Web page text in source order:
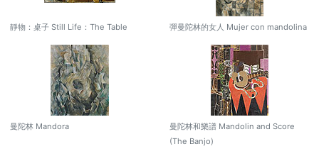
靜物：桌子 Still Life：The Table 彈曼陀林的女人 Mujer con mandolina
曼陀林 Mandora
曼陀林和樂譜 Mandolin and Score
(The Banjo)